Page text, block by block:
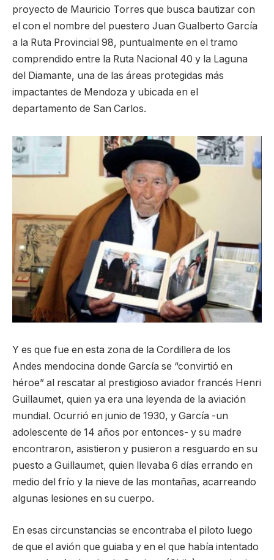
proyecto de Mauricio Torres que busca bautizar con
el con el nombre del puestero Juan Gualberto García
a la Ruta Provincial 98, puntualmente en el tramo
comprendido entre la Ruta Nacional 40 y la Laguna
del Diamante, una de las áreas protegidas más
impactantes de Mendoza y ubicada en el
departamento de San Carlos.
Y es que fue en esta zona de la Cordillera de los
Andes mendocina donde García se “convirtió en
héroe” al rescatar al prestigioso aviador francés Henri
Guillaumet, quien ya era una leyenda de la aviación
mundial. Ocurrió en junio de 1930, y García -un
adolescente de 14 años por entonces- y su madre
encontraron, asistieron y pusieron a resguardo en su
puesto a Guillaumet, quien llevaba 6 días errando en
medio del frío y la nieve de las montañas, acarreando
algunas lesiones en su cuerpo.
En esas circunstancias se encontraba el piloto luego
de que el avión que guiaba y en el que había intentado